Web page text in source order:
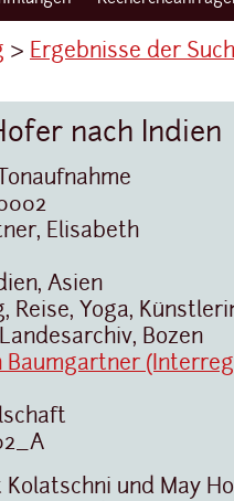
› Ergebnisse der
nach Indien
Tonaufnahme
Elisabeth
Asien
Reise, Yoga,
Bozen
Baumgartner
und May